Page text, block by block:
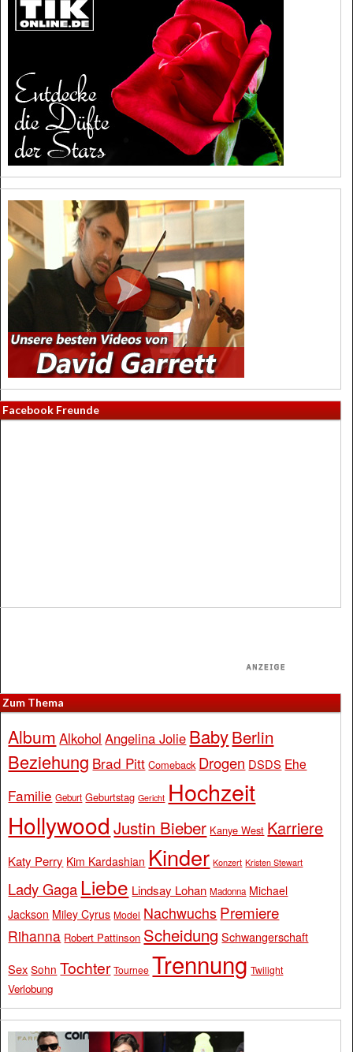
Facebook Freunde
Zum Thema
Album Alkohol Angelina Jolie BabyBerlin
Beziehung Brad Pitt Comeback Drogen DSDS Ehe
Familie Geburt Geburtstag Gericht Hochzeit
Hollywood Justin Bieber Kanye West Karriere
Katy Perry Kim Kardashian Kinder Konzert Kristen Stewart
Lady Gaga Liebe Lindsay Lohan Madonna Michael
Jackson Miley Cyrus Model Nachwuchs Premiere
Rihanna Robert Pattinson Scheidung Schwangerschaft
Sex Sohn Tochter Tournee Trennung Twilight
Verlobung